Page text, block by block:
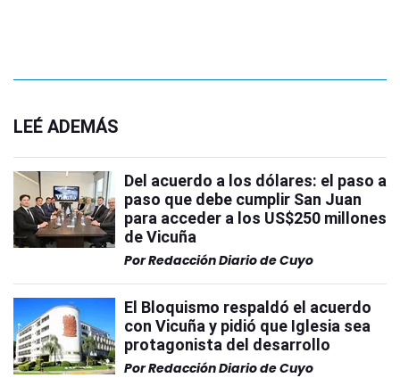
LEÉ ADEMÁS
Del acuerdo a los dólares: el paso a
paso que debe cumplir San Juan
para acceder a los US$250 millones
de Vicuña
PorRedacción Diario de Cuyo
El Bloquismo respaldó el acuerdo
con Vicuña y pidió que Iglesia sea
protagonista del desarrollo
PorRedacción Diario de Cuyo